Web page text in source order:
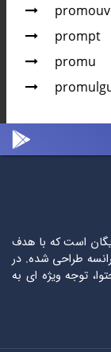
prompt
promu
است که با هدف
طراحی شده. در
توجه ویژه ای به